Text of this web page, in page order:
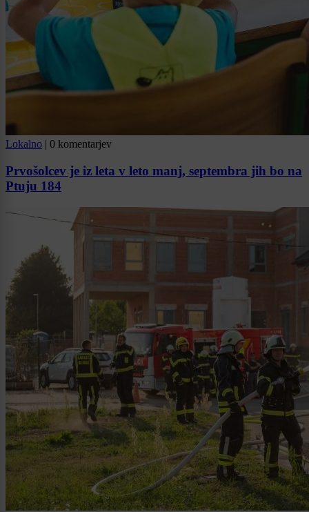
Lokalno | 0 komentarjev
Prvošolcev je iz leta v leto manj, septembra jih bo na
Ptuju 184